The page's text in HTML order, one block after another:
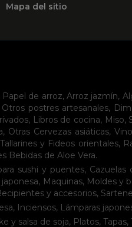
Mapa del sitio
Papel de arroz, Arroz jazmín,
Otros postres artesanales,
, Libros de cocina, Miso,
, Otras Cervezas asiáticas,
Tallarines y Fideos orientales,
Bebidas de Aloe Vera.
sushi y puentes, Cazuelas
, Maquinas, Moldes y
y accesorios,
, Inciensos, Lámparas
y salsa de soja, Platos, Tapas,